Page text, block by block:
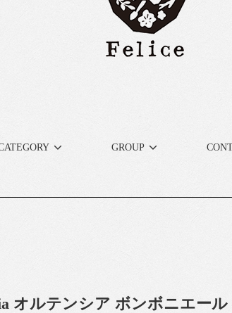
GROUP
オルテンシア ボンボニエー